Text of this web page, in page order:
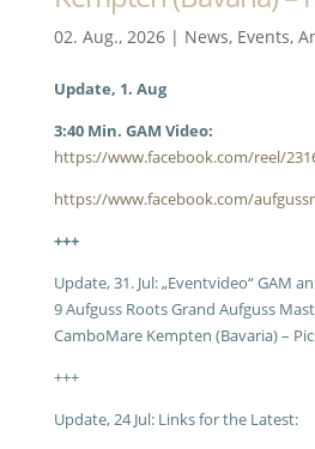
02. Aug., 2026| News, Events,
Update, 1. Aug
3:40 Min. GAM Video:
https://www.facebook.com/reel/
https://www.facebook.com/
+++
Update, 31. Jul: „Eventvideo“ GAM
9 Aufguss Roots Grand Aufguss
CamboMare Kempten (Bavaria) –
+++
Update, 24 Jul: Links for the Latest: